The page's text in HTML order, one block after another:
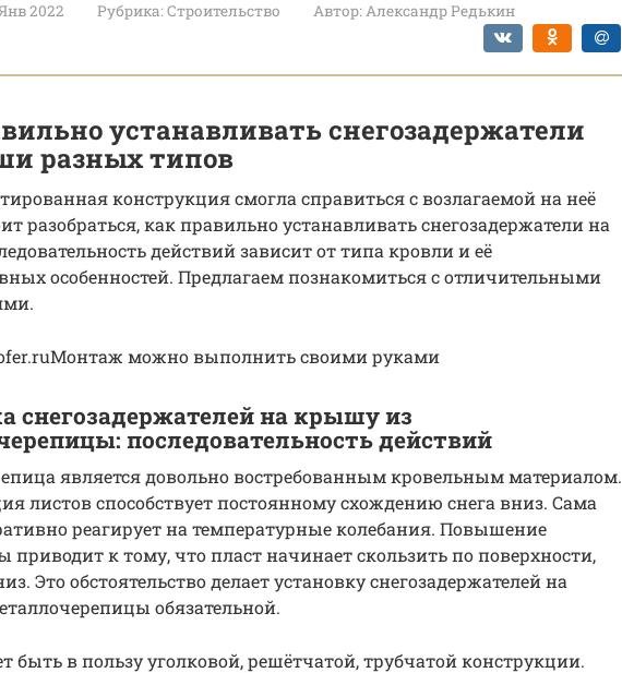
2022 Рубрика:Строительство Автор:Александр Редькин
устанавливать снегозадержатели
разных типов
конструкция смогла справиться с возлагаемой на неё
разобраться, как правильно устанавливать снегозадержатели на
действий зависит от типа кровли и её
особенностей. Предлагаем познакомиться с отличительными
можно выполнить своими руками
снегозадержателей на крышу из
последовательность действий
является довольно востребованным кровельным материалом.
листов способствует постоянному схождению снега вниз. Сама
реагирует на температурные колебания. Повышение
приводит к тому, что пласт начинает скользить по поверхности,
Это обстоятельство делает установку снегозадержателей на
обязательной.
быть в пользу уголковой, решётчатой, трубчатой конструкции.